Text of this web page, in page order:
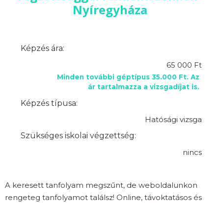
Nyíregyháza
Képzés ára:
65 000 Ft
Minden további géptípus 35.000 Ft. Az
ár tartalmazza a vizsgadíjat is.
Képzés típusa:
Hatósági vizsga
Szükséges iskolai végzettség:
nincs
A keresett tanfolyam megszűnt, de weboldalunkon
rengeteg tanfolyamot találsz! Online, távoktatásos és